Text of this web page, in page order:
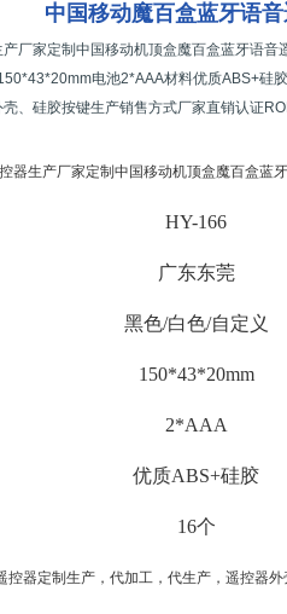
中国移动魔百盒蓝牙语
厂家定制中国移动机顶盒魔百盒蓝牙语
电池2*AAA材料优质ABS+硅
、硅胶按键生产销售方式厂家直销认证
器生产厂家定制中国移动机顶盒魔百盒蓝
HY-166
广东东莞
黑色/白色/自定义
150*43*20mm
2*AAA
优质ABS+硅胶
16个
控器定制生产，代加工，代生产，遥控器